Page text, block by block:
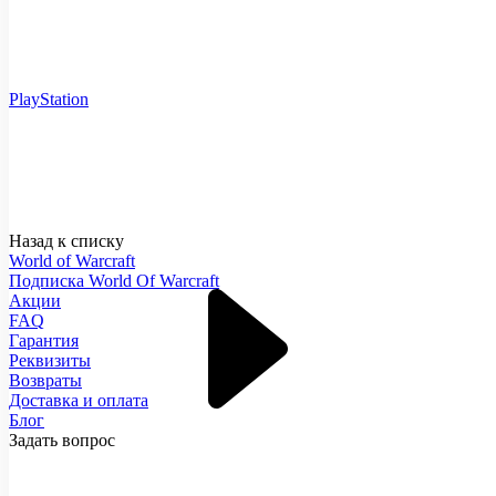
PlayStation
Назад к списку
World of Warcraft
Подписка World Of Warcraft
Акции
FAQ
Гарантия
Реквизиты
Возвраты
Доставка и оплата
Блог
Задать вопрос